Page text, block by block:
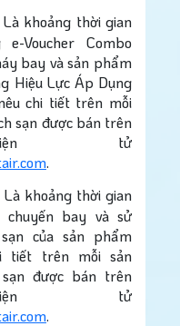
khoảng thời gian
Voucher Combo
bay và sản phẩm
Hiệu Lực Áp Dụng
chi tiết trên mỗi
sạn được bán trên
tử
.
khoảng thời gian
bay và sử
của sản phẩm
tiết trên mỗi sản
được bán trên
tử
.